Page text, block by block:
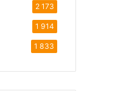
2 173
1 914
1 833